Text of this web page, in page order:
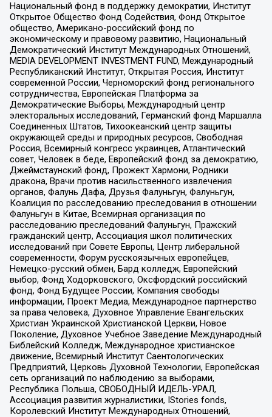
Национальный фонд в поддержку демократии, Институт
Открытое Общество Фонд Содействия, Фонд Открытое
общество, Американо-российский фонд по
экономическому и правовому развитию, Национальный
Демократический Институт Международных Отношений,
MEDIA DEVELOPMENT INVESTMENT FUND, Международный
Республиканский Институт, Открытая Россия, Институт
современной России, Черноморский фонд регионального
сотрудничества, Европейская Платформа за
Демократические Выборы, Международный центр
электоральных исследований, Германский фонд Маршалла
Соединенных Штатов, Тихоокеанский центр защиты
окружающей среды и природных ресурсов, Свободная
Россия, Всемирный конгресс украинцев, Атлантический
совет, Человек в беде, Европейский фонд за демократию,
Джеймстаунский фонд, Прожект Хармони, Родники
дракона, Врачи против насильственного извлечения
органов, Фалунь Дафа, Друзья Фалуньгун, Фалуньгун,
Коалиция по расследованию преследования в отношении
Фалуньгун в Китае, Всемирная организация по
расследованию преследований Фалуньгун, Пражский
гражданский центр, Ассоциация школ политических
исследований при Совете Европы, Центр либеральной
современности, Форум русскоязычных европейцев,
Немецко-русский обмен, Бард колледж, Европейский
выбор, Фонд Ходорковского, Оксфордский российский
фонд, Фонд Будущее России, Компания свободы
информации, Проект Медиа, Международное партнерство
за права человека, Духовное Управление Евангельских
Христиан Украинской Христианской Церкви, Новое
Поколение, Духовное Учебное Заведение Международный
Библейский Колледж, Международное христианское
движение, Всемирный Институт Саентологических
Предприятий, Церковь Духовной Технологии, Европейская
сеть организаций по наблюдению за выборами,
Республика Польша, СВОБОДНЫЙ ИДЕЛЬ-УРАЛ,
Ассоциация развития журналистики, IStories fonds,
Королевский Институт Международных Отношений,